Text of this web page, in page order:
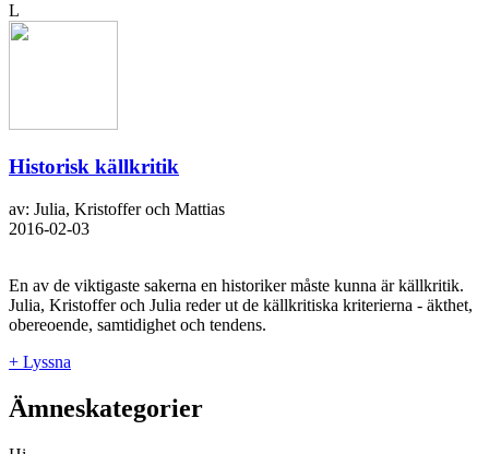
L
Historisk källkritik
av: Julia, Kristoffer och Mattias
2016-02-03
En av de viktigaste sakerna en historiker måste kunna är källkritik.
Julia, Kristoffer och Julia reder ut de källkritiska kriterierna - äkthet,
obereoende, samtidighet och tendens.
+ Lyssna
Ämneskategorier